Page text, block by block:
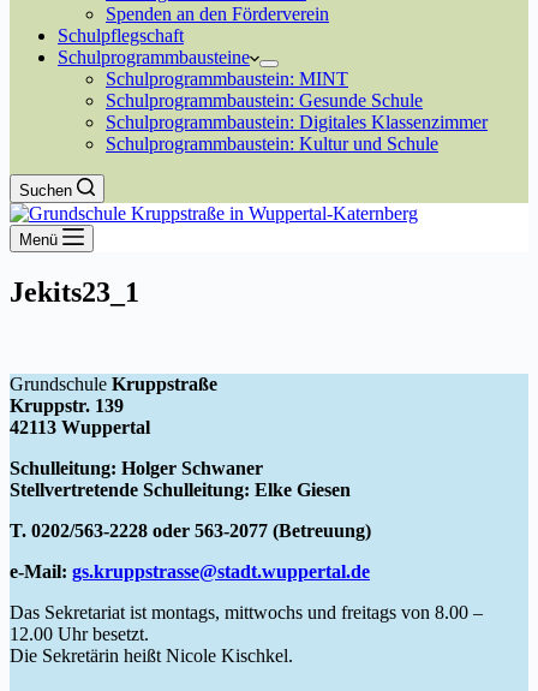
Spenden an den Förderverein
Schulpflegschaft
Schulprogrammbausteine
Schulprogrammbaustein: MINT
Schulprogrammbaustein: Gesunde Schule
Schulprogrammbaustein: Digitales Klassenzimmer
Schulprogrammbaustein: Kultur und Schule
Suchen
Menü
Jekits23_1
Grundschule Kruppstraße
Kruppstr. 139
42113 Wuppertal
Schulleitung: Holger Schwaner
Stellvertretende Schulleitung: Elke Giesen
T. 0202/563-2228 oder 563-2077 (Betreuung)
e-Mail: gs.kruppstrasse@stadt.wuppertal.de
Das Sekretariat ist montags, mittwochs und freitags von 8.00 –
12.00 Uhr besetzt.
Die Sekretärin heißt Nicole Kischkel.